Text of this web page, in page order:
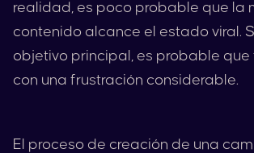
realidad, es poco probable que la
contenido alcance el estado viral.
objetivo principal, es probable que
con una frustración considerable.
El proceso de creación de una